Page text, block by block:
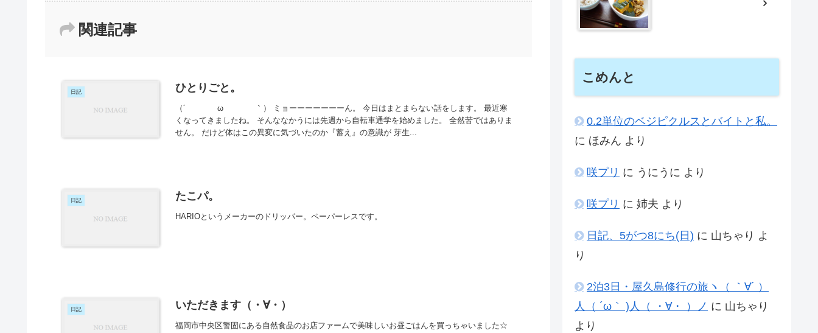
関連記事
日記 ひとりごと。
（´ ω ｀） ミョーーーーーーーん。 今日はまとまらない話をします。 最近寒
くなってきましたね。 そんななかうには先週から自転車通学を始めました。 全然苦ではありま
せん。 だけど体はこの異変に気づいたのか『蓄え』の意識が 芽生...
日記 たこパ。
HARIOというメーカーのドリッパー。ペーパーレスです。
日記 いただきます（・∀・）
福岡市中央区警固にある自然食品のお店ファームで美味しいお昼ごはんを買っちゃいました☆
こめんと
0.2単位のベジピクルスとバイトと私。
に ほみん より
咲プリ に うにうに より
咲プリ に 姉夫 より
日記、5がつ8にち(日) に 山ちゃり よ
り
2泊3日・屋久島修行の旅ヽ（ ｀∀´ ）
人（ ´ω｀ )人（ ・∀・ ）ノ に 山ちゃり
より